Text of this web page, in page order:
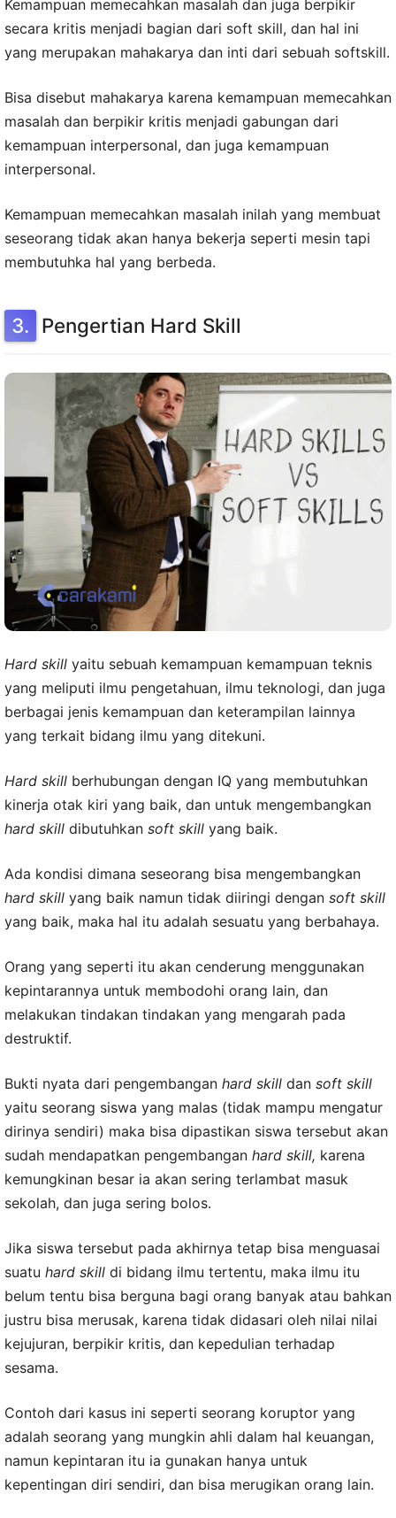
Kemampuan memecahkan masalah dan juga berpikir
secara kritis menjadi bagian dari soft skill, dan hal ini
yang merupakan mahakarya dan inti dari sebuah softskill.
Bisa disebut mahakarya karena kemampuan memecahkan
masalah dan berpikir kritis menjadi gabungan dari
kemampuan interpersonal, dan juga kemampuan
interpersonal.
Kemampuan memecahkan masalah inilah yang membuat
seseorang tidak akan hanya bekerja seperti mesin tapi
membutuhka hal yang berbeda.
Pengertian Hard Skill
Hard skill yaitu sebuah kemampuan kemampuan teknis
yang meliputi ilmu pengetahuan, ilmu teknologi, dan juga
berbagai jenis kemampuan dan keterampilan lainnya
yang terkait bidang ilmu yang ditekuni.
Hard skill berhubungan dengan IQ yang membutuhkan
kinerja otak kiri yang baik, dan untuk mengembangkan
hard skill dibutuhkan soft skill yang baik.
Ada kondisi dimana seseorang bisa mengembangkan
hard skill yang baik namun tidak diiringi dengan soft skill
yang baik, maka hal itu adalah sesuatu yang berbahaya.
Orang yang seperti itu akan cenderung menggunakan
kepintarannya untuk membodohi orang lain, dan
melakukan tindakan tindakan yang mengarah pada
destruktif.
Bukti nyata dari pengembangan hard skill dan soft skill
yaitu seorang siswa yang malas (tidak mampu mengatur
dirinya sendiri) maka bisa dipastikan siswa tersebut akan
sudah mendapatkan pengembangan hard skill, karena
kemungkinan besar ia akan sering terlambat masuk
sekolah, dan juga sering bolos.
Jika siswa tersebut pada akhirnya tetap bisa menguasai
suatu hard skill di bidang ilmu tertentu, maka ilmu itu
belum tentu bisa berguna bagi orang banyak atau bahkan
justru bisa merusak, karena tidak didasari oleh nilai nilai
kejujuran, berpikir kritis, dan kepedulian terhadap
sesama.
Contoh dari kasus ini seperti seorang koruptor yang
adalah seorang yang mungkin ahli dalam hal keuangan,
namun kepintaran itu ia gunakan hanya untuk
kepentingan diri sendiri, dan bisa merugikan orang lain.